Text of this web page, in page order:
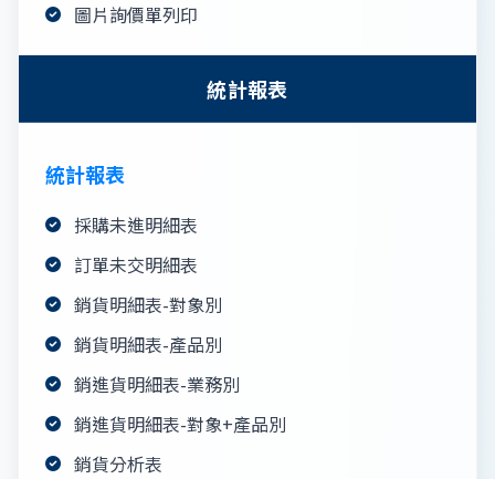
圖片詢價單列印
統計報表
統計報表
採購未進明細表
訂單未交明細表
銷貨明細表-對象別
銷貨明細表-產品別
銷進貨明細表-業務別
銷進貨明細表-對象+產品別
銷貨分析表